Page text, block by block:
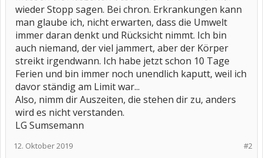
wieder Stopp sagen. Bei chron. Erkrankungen kann
man glaube ich, nicht erwarten, dass die Umwelt
immer daran denkt und Rücksicht nimmt. Ich bin
auch niemand, der viel jammert, aber der Körper
streikt irgendwann. Ich habe jetzt schon 10 Tage
Ferien und bin immer noch unendlich kaputt, weil ich
davor ständig am Limit war...
Also, nimm dir Auszeiten, die stehen dir zu, anders
wird es nicht verstanden.
LG Sumsemann
#2
12. Oktober 2019